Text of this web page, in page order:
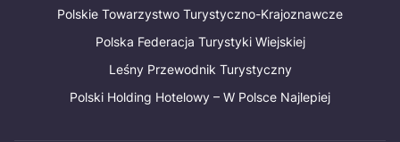
Polskie Towarzystwo Turystyczno-Krajoznawcze
Polska Federacja Turystyki Wiejskiej
Leśny Przewodnik Turystyczny
Polski Holding Hotelowy – W Polsce Najlepiej